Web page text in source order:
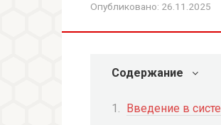
Опубликовано: 26.11.2025
Содержание
Введение в